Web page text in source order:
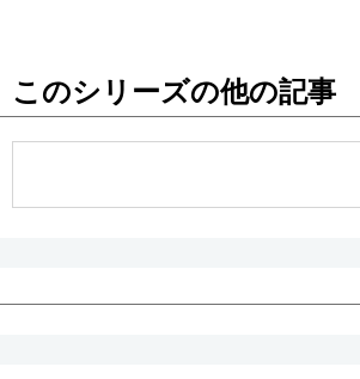
東京
このシリーズの他の記事